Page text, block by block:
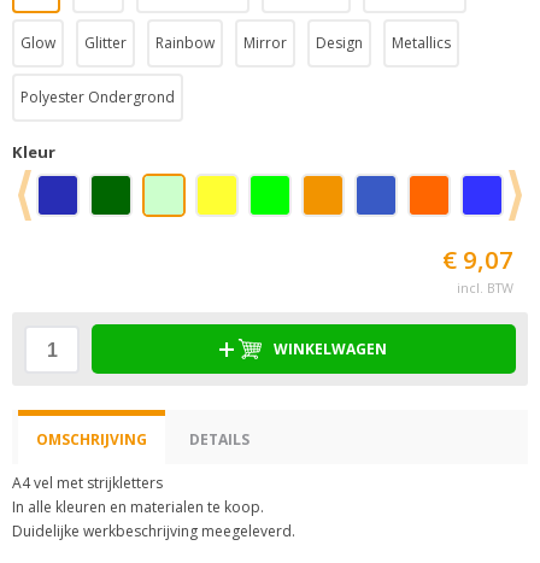
Glow Glitter Rainbow Mirror Design Metallics
Polyester Ondergrond
Kleur
€ 9,07
incl. BTW
WINKELWAGEN
OMSCHRIJVING DETAILS
A4 vel met strijkletters
In alle kleuren en materialen te koop.
Duidelijke werkbeschrijving meegeleverd.